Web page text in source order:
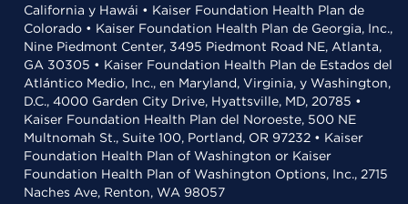
California y Hawái • Kaiser Foundation Health Plan de
Colorado • Kaiser Foundation Health Plan de Georgia, Inc.,
Nine Piedmont Center, 3495 Piedmont Road NE, Atlanta,
GA 30305 • Kaiser Foundation Health Plan de Estados del
Atlántico Medio, Inc., en Maryland, Virginia, y Washington,
D.C., 4000 Garden City Drive, Hyattsville, MD, 20785 •
Kaiser Foundation Health Plan del Noroeste, 500 NE
Multnomah St., Suite 100, Portland, OR 97232 • Kaiser
Foundation Health Plan of Washington or Kaiser
Foundation Health Plan of Washington Options, Inc., 2715
Naches Ave, Renton, WA 98057